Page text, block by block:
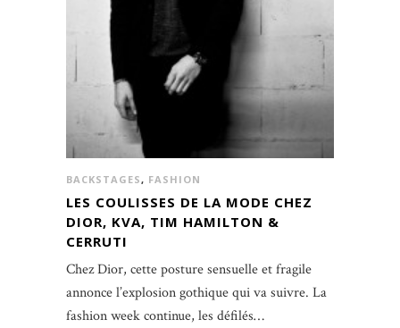
BACKSTAGES, FASHION
LES COULISSES DE LA MODE CHEZ
DIOR, KVA, TIM HAMILTON &
CERRUTI
Chez Dior, cette posture sensuelle et fragile
annonce l’explosion gothique qui va suivre. La
fashion week continue, les défilés…